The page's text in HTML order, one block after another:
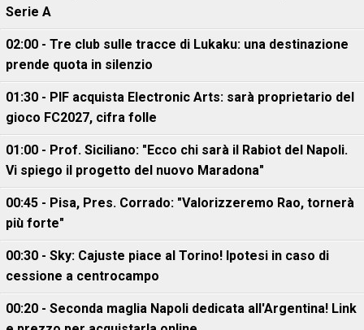
Serie A
02:00 - Tre club sulle tracce di Lukaku: una destinazione
prende quota in silenzio
01:30 - PIF acquista Electronic Arts: sarà proprietario del
gioco FC2027, cifra folle
01:00 - Prof. Siciliano: "Ecco chi sarà il Rabiot del Napoli.
Vi spiego il progetto del nuovo Maradona"
00:45 - Pisa, Pres. Corrado: "Valorizzeremo Rao, tornerà
più forte"
00:30 - Sky: Cajuste piace al Torino! Ipotesi in caso di
cessione a centrocampo
00:20 - Seconda maglia Napoli dedicata all'Argentina! Link